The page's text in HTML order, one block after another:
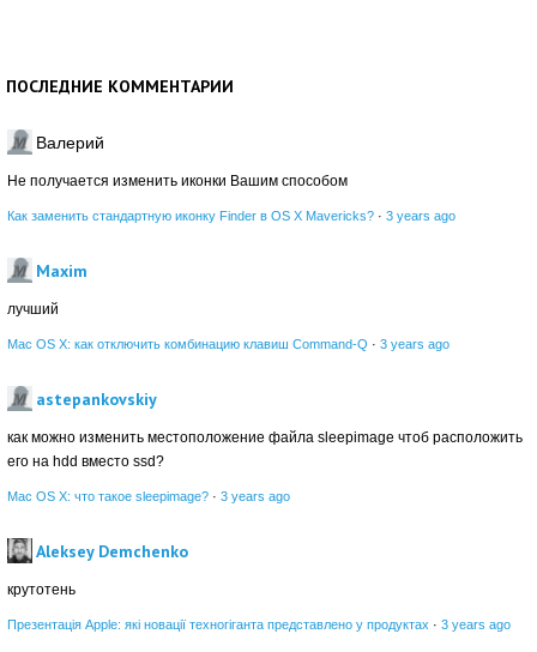
ПОСЛЕДНИЕ КОММЕНТАРИИ
Валерий
Не получается изменить иконки Вашим способом
Как заменить стандартную иконку Finder в OS X Mavericks? · 3 years ago
Maxim
лучший
Mac OS X: как отключить комбинацию клавиш Command-Q · 3 years ago
astepankovskiy
как можно изменить местоположение файла sleepimage чтоб расположить
его на hdd вместо ssd?
Mac OS X: что такое sleepimage? · 3 years ago
Aleksey Demchenko
крутотень
Презентація Apple: які новації техногіганта представлено у продуктах · 3 years ago